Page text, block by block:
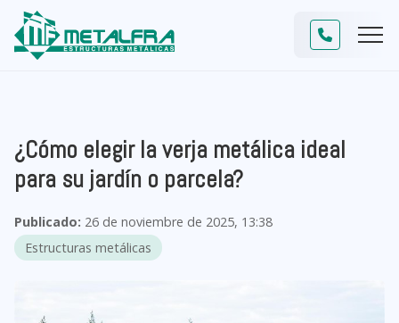
¿Cómo elegir la verja metálica ideal
para su jardín o parcela?
Publicado: 26 de noviembre de 2025, 13:38
Estructuras metálicas